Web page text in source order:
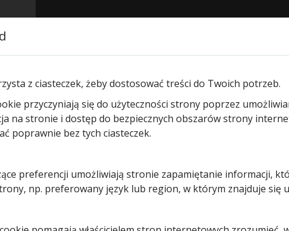
Do napędów bram przemysłowych / Płytka zabezpieczenia
Płytka
krawędzi
z ciasteczek, żeby dostosować treści do Twoich potrzeb.
przyczyniają się do użyteczności strony poprzez
na stronie i dostęp do bezpiecznych obszarów strony
poprawnie bez tych ciasteczek.
preferencji umożliwiają stronie zapamiętanie informacji,
np. preferowany język lub region, w którym znajduje się